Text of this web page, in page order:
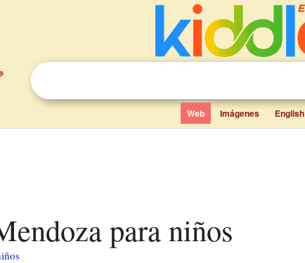
Web Imágenes English
para niños